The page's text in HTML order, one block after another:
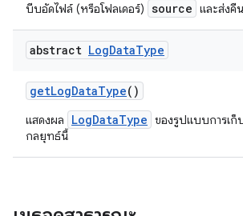
บีบอัดไฟล์ (หรือโฟลเดอร์) source และส่งคื
abstract LogDataType
getLogDataType()
แสดงผล LogDataType ของรูปแบบการเก็
กลยุทธ์นี้